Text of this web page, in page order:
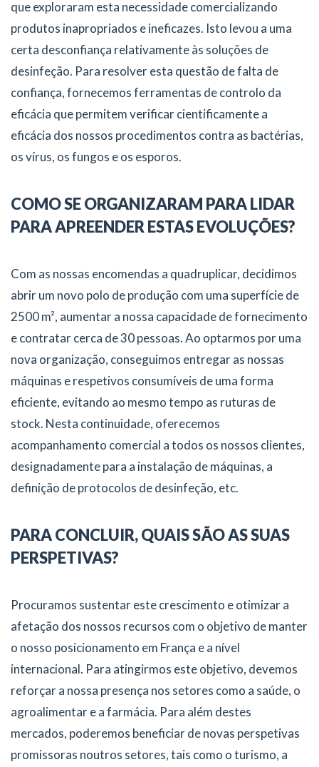
que exploraram esta necessidade comercializando
produtos inapropriados e ineficazes. Isto levou a uma
certa desconfiança relativamente às soluções de
desinfeção. Para resolver esta questão de falta de
confiança, fornecemos ferramentas de controlo da
eficácia que permitem verificar cientificamente a
eficácia dos nossos procedimentos contra as bactérias,
os vírus, os fungos e os esporos.
COMO SE ORGANIZARAM PARA LIDAR
PARA APREENDER ESTAS EVOLUÇÕES?
Com as nossas encomendas a quadruplicar, decidimos
abrir um novo polo de produção com uma superfície de
2500 m², aumentar a nossa capacidade de fornecimento
e contratar cerca de 30 pessoas. Ao optarmos por uma
nova organização, conseguimos entregar as nossas
máquinas e respetivos consumíveis de uma forma
eficiente, evitando ao mesmo tempo as ruturas de
stock. Nesta continuidade, oferecemos
acompanhamento comercial a todos os nossos clientes,
designadamente para a instalação de máquinas, a
definição de protocolos de desinfeção, etc.
PARA CONCLUIR, QUAIS SÃO AS SUAS
PERSPETIVAS?
Procuramos sustentar este crescimento e otimizar a
afetação dos nossos recursos com o objetivo de manter
o nosso posicionamento em França e a nível
internacional. Para atingirmos este objetivo, devemos
reforçar a nossa presença nos setores como a saúde, o
agroalimentar e a farmácia. Para além destes
mercados, poderemos beneficiar de novas perspetivas
promissoras noutros setores, tais como o turismo, a